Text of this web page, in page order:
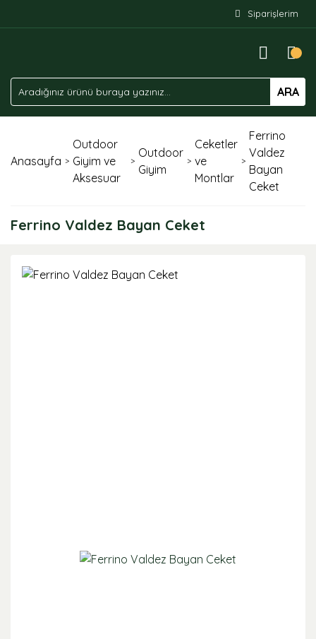
Siparişlerim
ARA
Anasayfa
Outdoor
Giyim ve
Aksesuar
Outdoor
Giyim
Ceketler
ve
Montlar
Ferrino
Valdez
Bayan
Ceket
Ferrino Valdez Bayan Ceket